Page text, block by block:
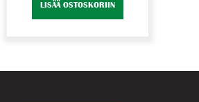
LISÄÄ OSTOSKORIIN